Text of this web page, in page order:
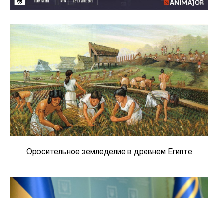
Оросительное земледелие в древнем Египте